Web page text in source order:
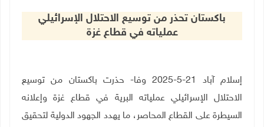
باكستان تحذر من توسيع الاحتلال الإسرائيلي
عملياته في قطاع غزة
إسلام آباد 21-5-2025 وفا- حذرت باكستان من توسيع
الاحتلال الإسرائيلي عملياته البرية في قطاع غزة وإعلانه
السيطرة على القطاع المحاصر، ما يهدد الجهود الدولية لتحقيق